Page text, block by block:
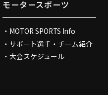
モータースポーツ
MOTOR SPORTS Info
サポート選手・チーム紹介
大会スケジュール